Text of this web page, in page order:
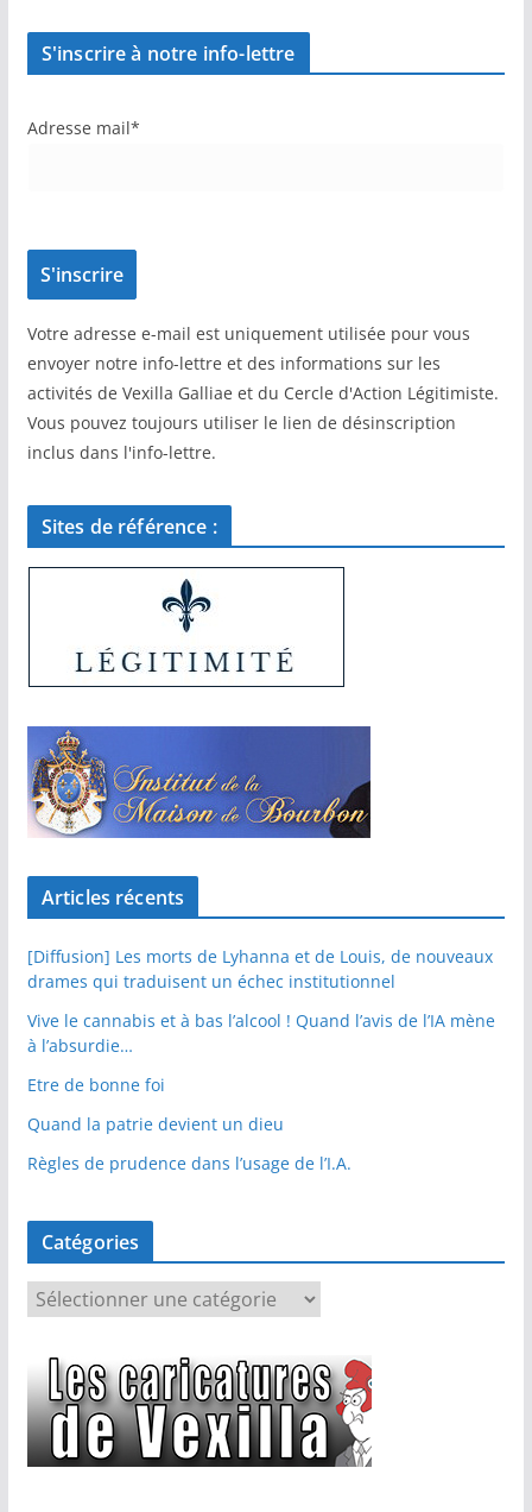
S'inscrire à notre info-lettre
Adresse mail*
Votre adresse e-mail est uniquement utilisée pour vous
envoyer notre info-lettre et des informations sur les
activités de Vexilla Galliae et du Cercle d'Action Légitimiste.
Vous pouvez toujours utiliser le lien de désinscription
inclus dans l'info-lettre.
Sites de référence :
Articles récents
[Diffusion] Les morts de Lyhanna et de Louis, de nouveaux
drames qui traduisent un échec institutionnel
Vive le cannabis et à bas l’alcool ! Quand l’avis de l’IA mène
à l’absurdie…
Etre de bonne foi
Quand la patrie devient un dieu
Règles de prudence dans l’usage de l’I.A.
Catégories
é
g
o
r